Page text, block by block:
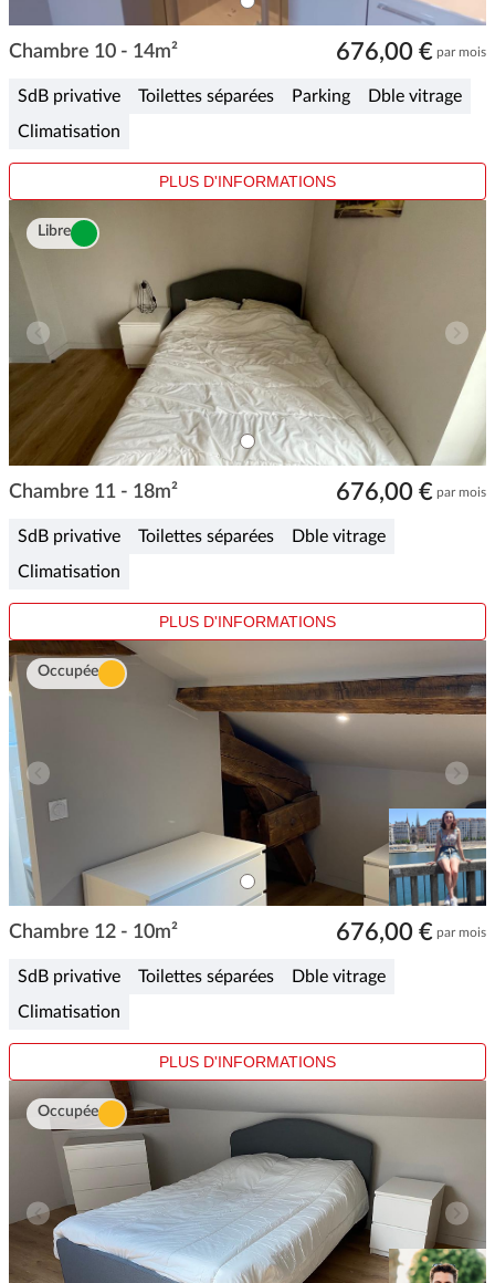
ITEM
1
Chambre 10 - 14m² 676,00 € par mois
SdB privative Toilettes séparées Parking
Dble vitrage
Climatisation
PLUS D'INFORMATIONS
ITEM
1
Chambre 11 - 18m² 676,00 € par mois
SdB privative Toilettes séparées
Dble vitrage
Climatisation
PLUS D'INFORMATIONS
Libre
ITEM
1
Chambre 12 - 10m² 676,00 € par mois
SdB privative Toilettes séparées
Dble vitrage
Climatisation
PLUS D'INFORMATIONS
Occupée
Occupée